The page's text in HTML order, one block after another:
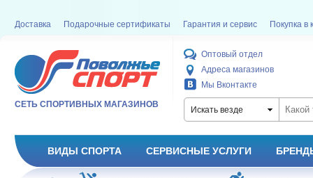
Доставка Подарочные сертификаты Гарантия и сервис Покупка в
СЕТЬ СПОРТИВНЫХ МАГАЗИНОВ
Оптовый отдел
Адреса магазинов
Мы Вконтакте
Искать везде
ВИДЫ СПОРТА СЕРВИСНЫЕ УСЛУГИ